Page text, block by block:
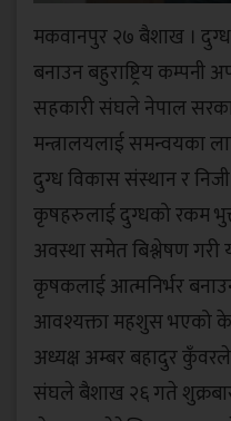
मकवानपुर २७ बैशाख ।
बनाउन बहुराष्ट्रिय कम्पनी
सहकारी संघले नेपाल
मन्त्रालयलाई समन्वयका
दुग्ध विकास संस्थान र
कृषहरुलाई दुग्धको रकम
अवस्था समेत बिश्लेषण गरी
कृषकलाई आत्मनिर्भर
आवश्यक्ता महशुस भएको
अध्यक्ष अम्बर बहादुर
संघले बैशाख २६ गते